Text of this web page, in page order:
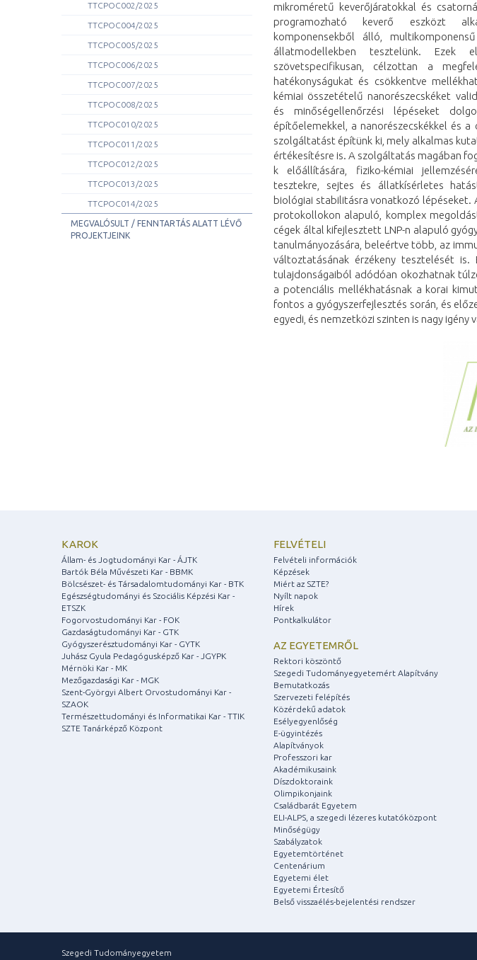
TTCPOC002/2025
TTCPOC004/2025
TTCPOC005/2025
TTCPOC006/2025
TTCPOC007/2025
TTCPOC008/2025
TTCPOC010/2025
TTCPOC011/2025
TTCPOC012/2025
TTCPOC013/2025
TTCPOC014/2025
MEGVALÓSULT / FENNTARTÁS ALATT LÉVŐ
PROJEKTJEINK
mikroméretű keverőjáratokkal és
programozható keverő eszközt
komponensekből álló,
állatmodellekben tesztelünk.
szövetspecifikusan, célzottan a
hatékonyságukat és csökkentve
kémiai összetételű nanorészecskéket
és minőségellenőrzési lépéseket
építőelemekkel, a nanorészecskékkel és
szolgáltatást építünk ki, mely alkalmas
értékesítésre is. A szolgáltatás magában
k előállítására, fiziko-kémiai
tesztekre, sejtes és állatkísérletes
biológiai stabilitásra vonatkozó
protokollokon alapuló, komplex
cégek által kifejlesztett LNP-n alapuló
tanulmányozására, beleértve több, az
változtatásának érzékeny tesztelését
tulajdonságaiból adódóan okozhatnak
a potenciális mellékhatásnak a korai
fontos a gyógyszerfejlesztés során, és
egyedi, és nemzetközi szinten is nagy igény
KAROK
Állam- és Jogtudományi Kar - ÁJTK
Bartók Béla Művészeti Kar - BBMK
Bölcsészet- és Társadalomtudományi Kar - BTK
Egészségtudományi és Szociális Képzési Kar -
ETSZK
Fogorvostudományi Kar - FOK
Gazdaságtudományi Kar - GTK
Gyógyszerésztudományi Kar - GYTK
Juhász Gyula Pedagógusképző Kar - JGYPK
Mérnöki Kar - MK
Mezőgazdasági Kar - MGK
Szent-Györgyi Albert Orvostudományi Kar -
SZAOK
Természettudományi és Informatikai Kar - TTIK
SZTE Tanárképző Központ
FELVÉTELI
Felvételi információk
Képzések
Miért az SZTE?
Nyílt napok
Hírek
Pontkalkulátor
AZ EGYETEMRŐL
Rektori köszöntő
Szegedi Tudományegyetemért Alapítvány
Bemutatkozás
Szervezeti felépítés
Közérdekű adatok
Esélyegyenlőség
E-ügyintézés
Alapítványok
Professzori kar
Akadémikusaink
Díszdoktoraink
Olimpikonjaink
Családbarát Egyetem
ELI-ALPS, a szegedi lézeres kutatóközpont
Minőségügy
Szabályzatok
Egyetemtörténet
Centenárium
Egyetemi élet
Egyetemi Értesítő
Belső visszaélés-bejelentési rendszer
Szegedi Tudományegyetem